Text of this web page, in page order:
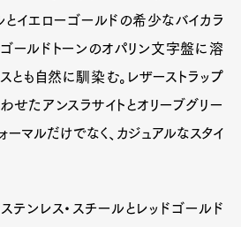
とイエローゴールドの希少なバイカラ
ールドトーンのオパリン文字盤に溶
とも自然に馴染む。レザーストラップ
たアンスラサイトとオリーブグリー
ーマルだけでなく、カジュアルなスタイ
テンレス・スチールとレッドゴールド